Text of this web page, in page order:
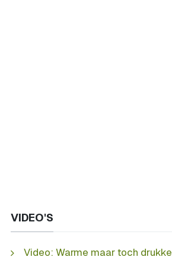
VIDEO'S
Video: Warme maar toch drukke